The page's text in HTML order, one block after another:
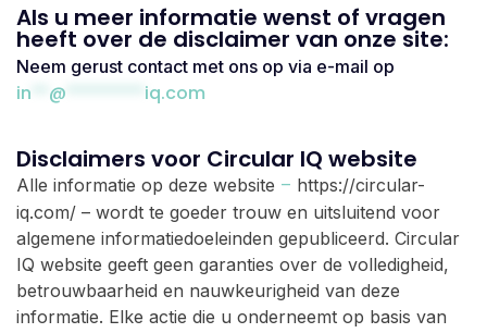
Als u meer informatie wenst of vragen
heeft over de disclaimer van onze site:
Neem gerust contact met ons op via e-mail op
in @ iq.com
Disclaimers voor Circular IQ website
Alle informatie op deze website – https://circular-
iq.com/ – wordt te goeder trouw en uitsluitend voor
algemene informatiedoeleinden gepubliceerd. Circular
IQ website geeft geen garanties over de volledigheid,
betrouwbaarheid en nauwkeurigheid van deze
informatie. Elke actie die u onderneemt op basis van